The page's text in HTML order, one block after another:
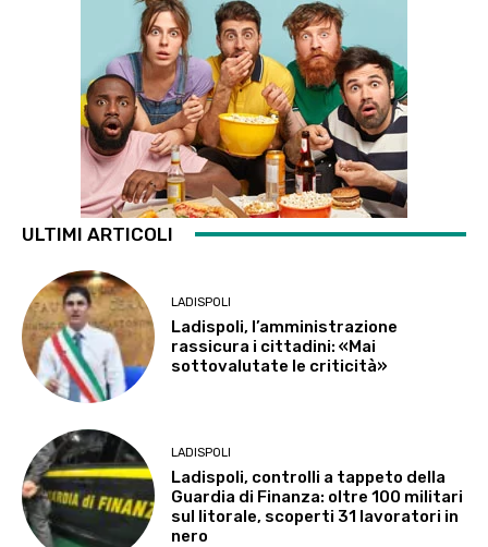
ULTIMI ARTICOLI
LADISPOLI
Ladispoli, l’amministrazione
rassicura i cittadini: «Mai
sottovalutate le criticità»
LADISPOLI
Ladispoli, controlli a tappeto della
Guardia di Finanza: oltre 100 militari
sul litorale, scoperti 31 lavoratori in
nero